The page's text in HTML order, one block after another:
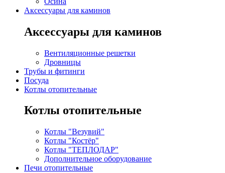
Аксессуары для каминов
Аксессуары для каминов
Вентиляционные решетки
Дровницы
Трубы и фитинги
Посуда
Котлы отопительные
Котлы отопительные
Котлы "Везувий"
Котлы "Костёр"
Котлы "ТЕПЛОДАР"
Дополнительное оборудование
Печи отопительные